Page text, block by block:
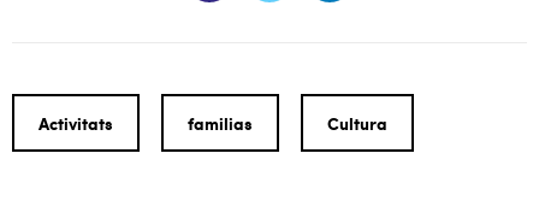
Activitats familias Cultura